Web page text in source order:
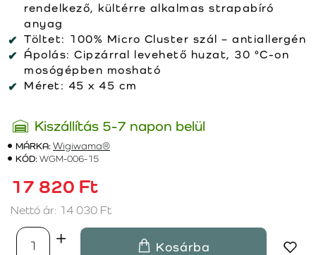
rendelkező, kültérre alkalmas strapabíró
anyag
Töltet: 100% Micro Cluster szál – antiallergén
Ápolás: Cipzárral levehető huzat, 30 °C-on
mosógépben mosható
Méret: 45 x 45 cm
Kiszállítás 5-7 napon belül
MÁRKA:Wigiwama®
KÓD:WGM-006-15
17 820 Ft
Nettó ár: 14 030 Ft
Kosárba